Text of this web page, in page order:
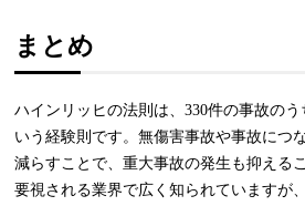
まとめ
ハインリッヒの法則は、330件の事故の
いう経験則です。無傷害事故や事故につ
減らすことで、重大事故の発生も抑える
要視される業界で広く知られていますが